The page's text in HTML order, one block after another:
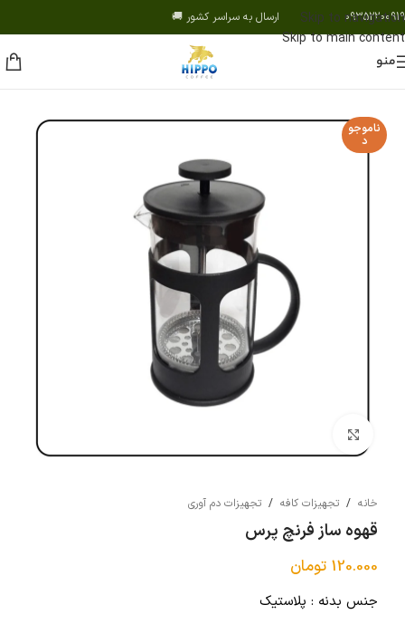
Skip to navigation
Skip to main content
09352200919 ارسال به سراسر کشور 🚚
منو
ناموجو
د
خانه / تجهیزات کافه / تجهیزات دم آوری
قهوه ساز فرنچ پرس
120.000 تومان
جنس بدنه : پلاستیک